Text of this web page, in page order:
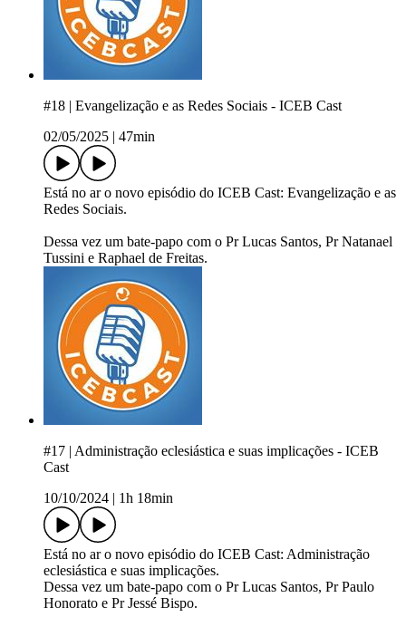
#18 | Evangelização e as Redes Sociais - ICEB Cast
02/05/2025
47min
Está no ar o novo episódio do ICEB Cast: Evangelização e as
Redes Sociais.
Dessa vez um bate-papo com o Pr Lucas Santos, Pr Natanael
Tussini e Raphael de Freitas.
#17 | Administração eclesiástica e suas implicações - ICEB
Cast
10/10/2024
1h 18min
Está no ar o novo episódio do ICEB Cast: Administração
eclesiástica e suas implicações.
Dessa vez um bate-papo com o Pr Lucas Santos, Pr Paulo
Honorato e Pr Jessé Bispo.